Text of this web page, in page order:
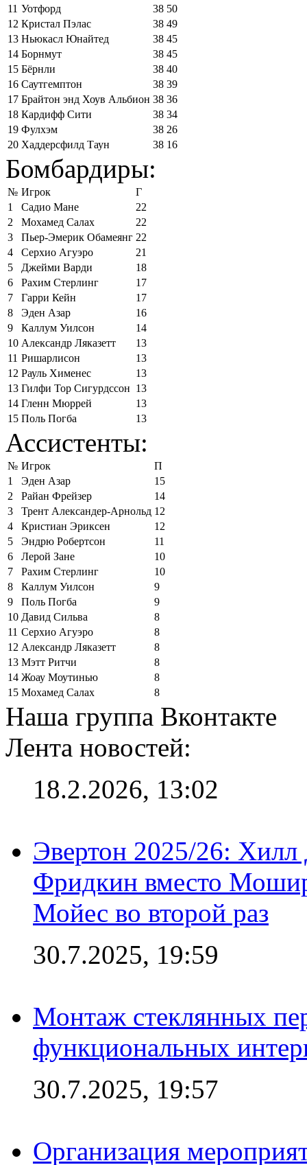
11 Уотфорд 38 50
12 Кристал Пэлас 38 49
13 Ньюкасл Юнайтед 38 45
14 Борнмут 38 45
15 Бёрнли 38 40
16 Саутгемптон 38 39
17 Брайтон энд Хоув Альбион 38 36
18 Кардифф Сити 38 34
19 Фулхэм 38 26
20 Хаддерсфилд Таун 38 16
Бомбардиры:
№ Игрок
Г
1
Садио Мане
22
2
Мохамед Салах
22
3
Пьер-Эмерик Обамеянг 22
4
Серхио Агуэро
21
5
Джейми Варди
18
6
Рахим Стерлинг
17
7
Гарри Кейн
17
8
Эден Азар
16
9
Каллум Уилсон
14
10 Александр Ляказетт
13
11 Ришарлисон
13
12 Рауль Хименес
13
13 Гилфи Тор Сигурдссон 13
14 Гленн Мюррей
13
15 Поль Погба 13
Ассистенты:
№ Игрок
П
1
Эден Азар
15
2
Райан Фрейзер
14
3
Трент Александер-Арнольд 12
4
Кристиан Эриксен
12
5
Эндрю Робертсон
11
6
Лерой Зане
10
7
Рахим Стерлинг
10
8
Каллум Уилсон
9
9
Поль Погба
9
10 Давид Сильва
8
11 Серхио Агуэро
8
12 Александр Ляказетт
8
13 Мэтт Ритчи
8
14 Жоау Моутинью
8
15 Мохамед Салах 8
Наша группа Вконтакте
Лента новостей:
18.2.2026, 13:02
Эвертон 2025/26:
Фридкин вместо
Мойес во второй раз
30.7.2025, 19:59
Монтаж стеклянных
функциональных
30.7.2025, 19:57
Организация